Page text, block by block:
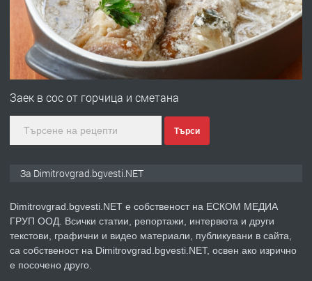
преди 11 месеца
ПРЕДЛАГА Онлайн магазин за всички!
преди 2 месеца
ПРЕДЛАГА Къща в Странско
Заек в сос от горчица и сметана
Търси
За Dimitrovgrad.bgvesti.NET
Dimitrovgrad.bgvesti.NET е собственост на ЕСКОМ МЕДИА
ГРУП ООД. Всички статии, репортажи, интервюта и други
текстови, графични и видео материали, публикувани в сайта,
са собственост на Dimitrovgrad.bgvesti.NET, освен ако изрично
е посочено друго.